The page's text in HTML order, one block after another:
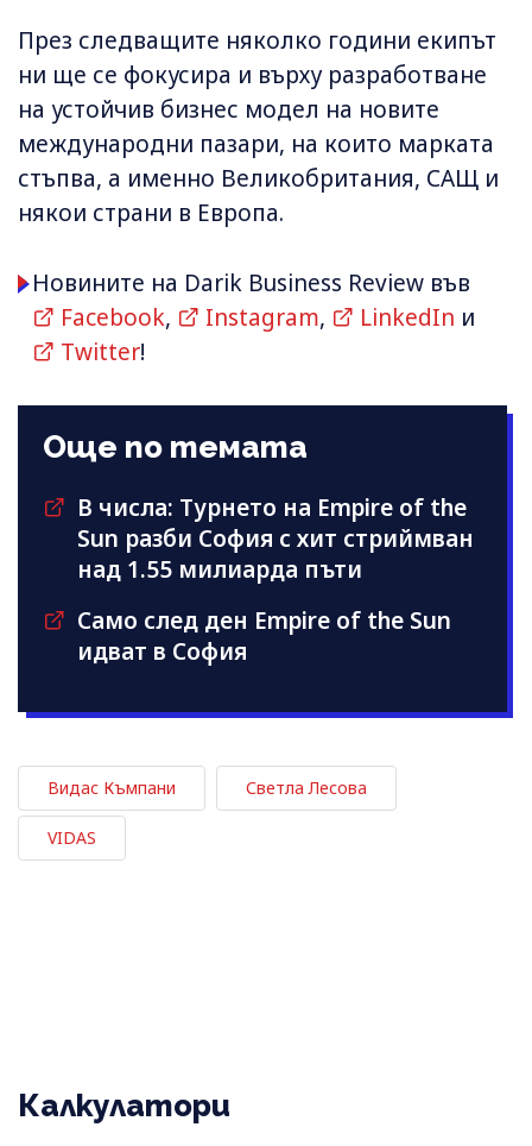
През следващите няколко години екипът
ни ще се фокусира и върху разработване
на устойчив бизнес модел на новите
международни пазари, на които марката
стъпва, а именно Великобритания, САЩ и
някои страни в Европа.
Новините на Darik Business Review във
Facebook, Instagram, LinkedIn и
Twitter!
Още по темата
В числа: Турнето на Empire of the
Sun разби София с хит стриймван
над 1.55 милиарда пъти
Само след ден Empire of the Sun
идват в София
Видас Къмпани Светла Лесова
VIDAS
Калкулатори